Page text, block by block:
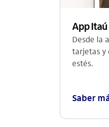
App Itaú
Desde la
tarjetas y
estés.
Saber